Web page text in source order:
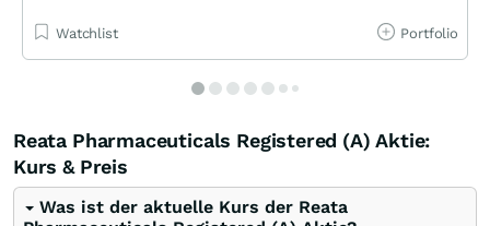
Watchlist Portfolio
Reata Pharmaceuticals Registered (A) Aktie:
Kurs & Preis
Was ist der aktuelle Kurs der Reata